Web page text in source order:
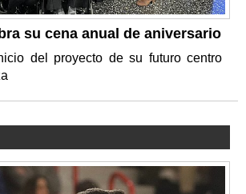
su cena anual de aniversario
del proyecto de su futuro centro